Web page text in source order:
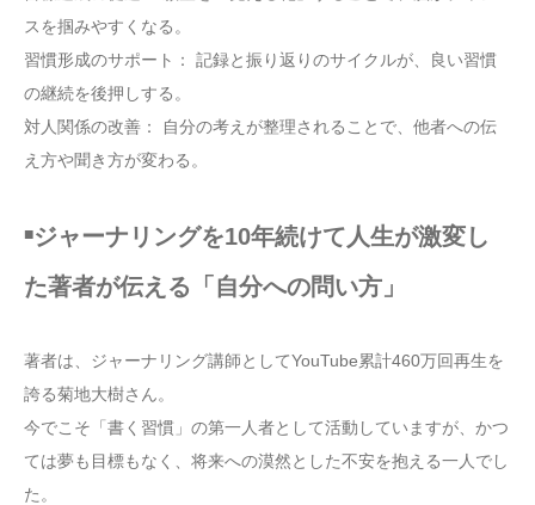
スを掴みやすくなる。
習慣形成のサポート： 記録と振り返りのサイクルが、良い習慣
の継続を後押しする。
対人関係の改善： 自分の考えが整理されることで、他者への伝
え方や聞き方が変わる。
■ジャーナリングを10年続けて人生が激変し
た著者が伝える「自分への問い方」
著者は、ジャーナリング講師としてYouTube累計460万回再生を
誇る菊地大樹さん。
今でこそ「書く習慣」の第一人者として活動していますが、かつ
ては夢も目標もなく、将来への漠然とした不安を抱える一人でし
た。